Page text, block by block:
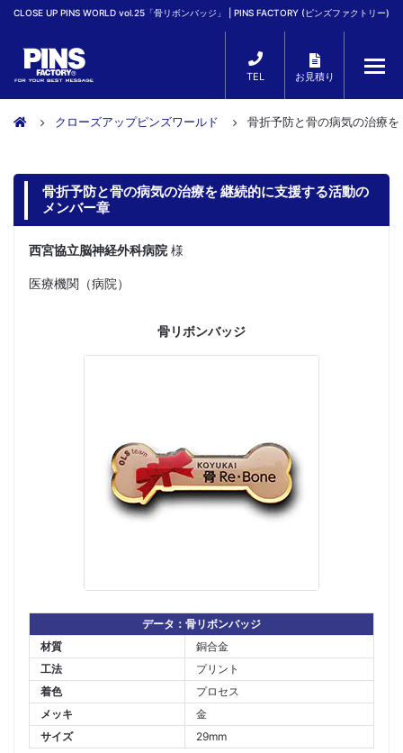
CLOSE UP PINS WORLD vol.25「骨リボンバッジ」 | PINS FACTORY (ピンズファクトリー)
TEL お見積り
クローズアップピンズワールド 骨折予防と骨の病気の治療
骨折予防と骨の病気の治療を 継続的に支援する活動の
メンバー章
西宮協立脳神経外科病院様
医療機関（病院）
骨リボンバッジ
データ：骨リボンバッジ
材質
銅合金
工法
プリント
着色
プロセス
メッキ
金
サイズ
29mm